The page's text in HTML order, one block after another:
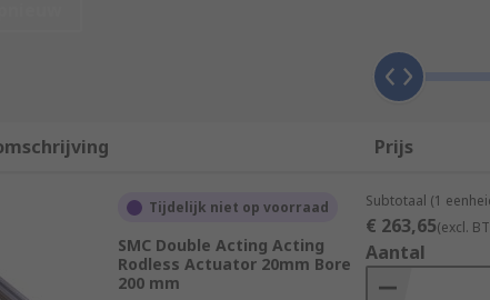
for packaging in food processing industries where
instead of rods to hold the piston and the carriage
exterior bands that slot into the actuator housing to
attached. Components like valves, sensors and
Prijs
Tijdelijk niet op voorraad
SMC Double Acting Acting
Rodless Actuator 20mm Bore
200 mm
Subtotaal (1
€ 263,65(excl.
Aantal